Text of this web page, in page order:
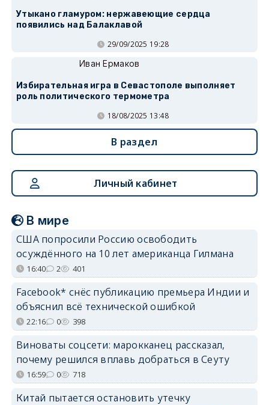
Утыкано гламуром: нержавеющие сердца
появились над Балаклавой
29/09/2025 19:28
Иван Ермаков
Избирательная игра в Севастополе выполняет
роль политического термометра
18/08/2025 13:48
В раздел
Личный кабинет
В мире
США попросили Россию освободить
осуждённого на 10 лет американца Гилмана
16:40 2 401
Facebook* снёс публикацию премьера Индии и
объяснил всё технической ошибкой
22:16 0 398
Виноваты соцсети: марокканец рассказал,
почему решился вплавь добраться в Сеуту
16:59 0 718
Китай пытается остановить утечку